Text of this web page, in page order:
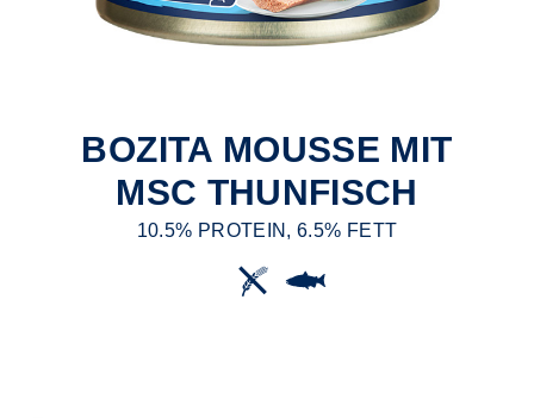
BOZITA MOUSSE MIT
MSC THUNFISCH
10.5% PROTEIN, 6.5% FETT